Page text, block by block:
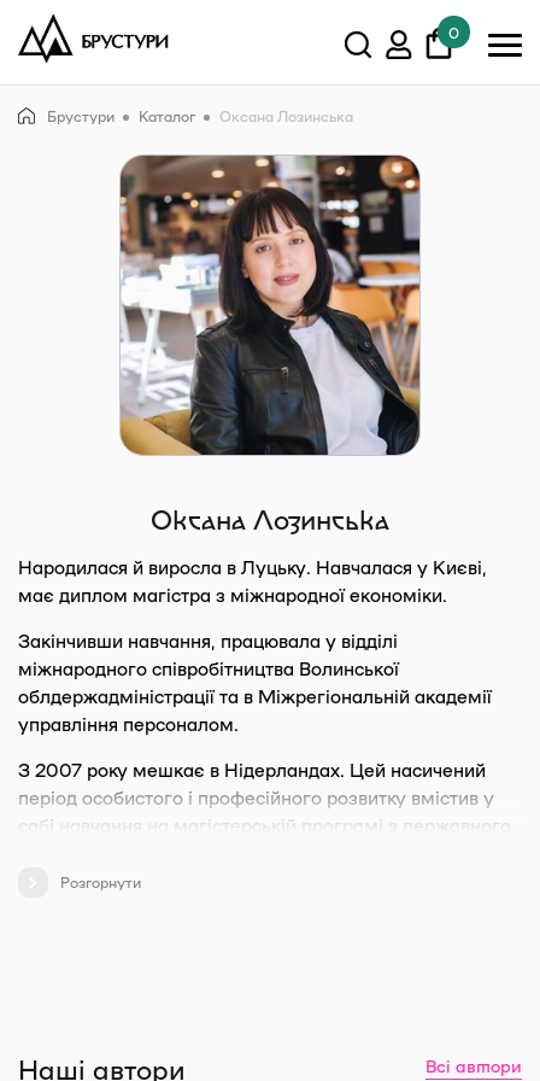
0
Показати всі
Брустури Каталог Оксана Лозинська
Оксана Лозинська
Народилася й виросла в Луцьку. Навчалася у Києві,
має диплом магістра з міжнародної економіки.
Закінчивши навчання, працювала у відділі
міжнародного співробітництва Волинської
облдержадміністрації та в Міжрегіональній академії
управління персоналом.
З 2007 року мешкає в Нідерландах. Цей насичений
період особистого і професійного розвитку вмістив у
собі навчання на магістерській програмі з державного
сфері сталого розвитку; коучинг студентів і спеціалістів
університету Ганзе (Hanze), м. Гронінген. Викладачка та
Розгорнути
Наші автори Всі автори